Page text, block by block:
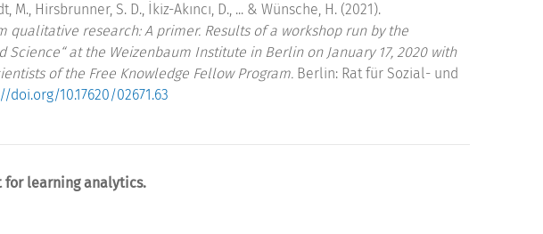
M., Hirsbrunner, S. D., İkiz-Akıncı, D., ... & Wünsche, H. (2021).
qualitative research: A primer. Results of a workshop run by the
Science“ at the Weizenbaum Institute in Berlin on January 17, 2020 with
of the Free Knowledge Fellow Program. Berlin: Rat für Sozial- und
doi.org/10.17620/02671.63
for learning analytics.